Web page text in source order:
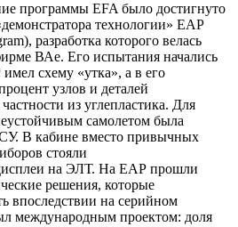
программы EFA было достигнуто
технологии» ЕАР
разработка которого велась
ВАе. Его испытания начались
схему «утка», а в его
узлов и деталей
из углепластика. Для
самолетом была
В кабине вместо привычных
стояли
на ЭЛТ. На ЕАР прошли
решения, которые
впоследствии на серийном
международным проектом: доля